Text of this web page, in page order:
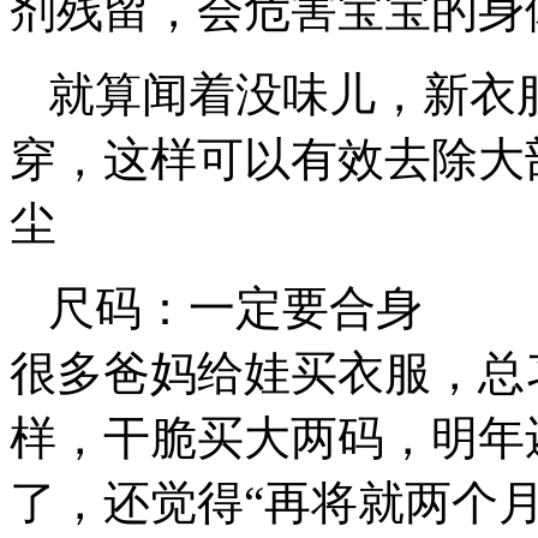
就算闻着没味儿，新衣
穿，这样可以有效去除
尘
尺码：一定要合身
很多爸妈给娃买衣服，
样，干脆买大两码，明
了，还觉得“再将就两个